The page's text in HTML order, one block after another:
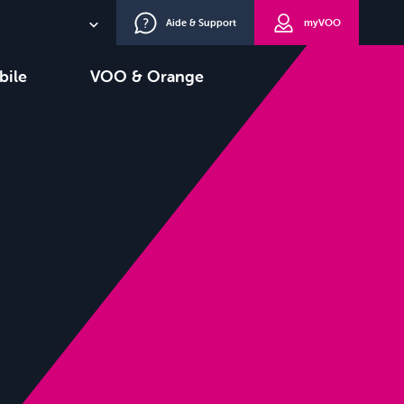
NL
Aide & Support myVOO
VOO & Orange